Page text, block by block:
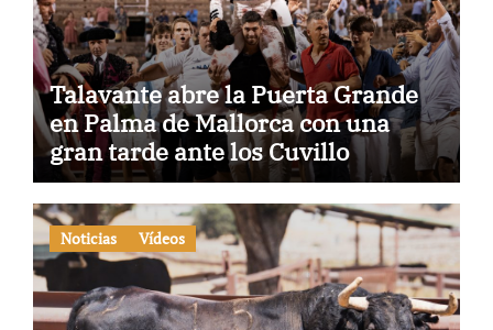
Talavante abre la Puerta Grande
en Palma de Mallorca con una
gran tarde ante los Cuvillo
Noticias Vídeos